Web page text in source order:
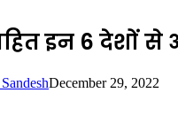
इन 6 देशों से
December 29, 2022